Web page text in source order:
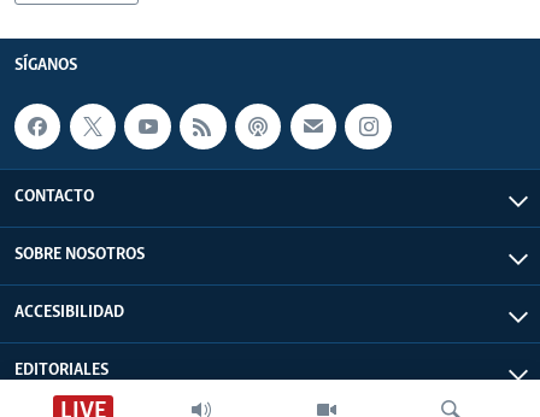
LIVE
SÍGANOS
CONTACTO
SOBRE NOSOTROS
ACCESIBILIDAD
EDITORIALES